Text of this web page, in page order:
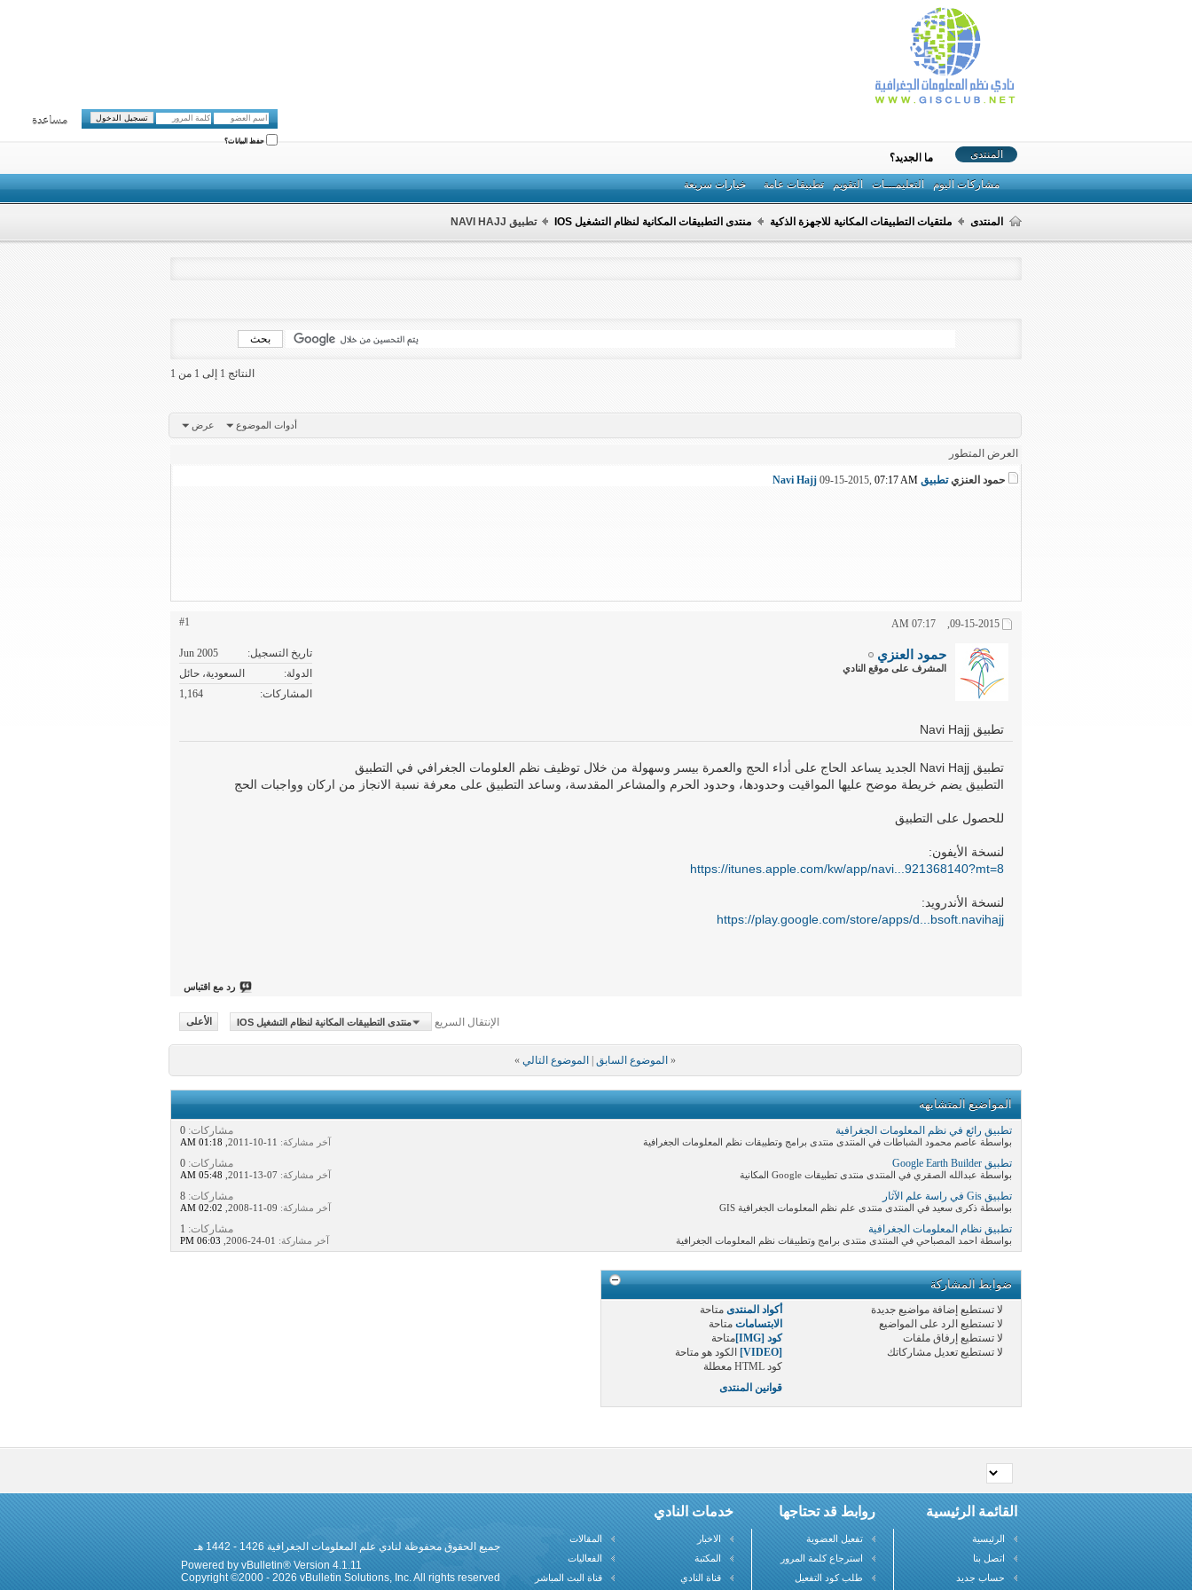
مساعدة
حفظ البيانات؟
المنتدى
مشاركات اليوم التعليمـــات التقويم تطبيقات عامة خيارات سريعة
ما الجديد؟
المنتدى ملتقيات التطبيقات المكانية للاجهزة الذكية منتدى التطبيقات المكانية لنظام التشغيل IOS تطبيق NAVI HAJJ
النتائج 1 إلى 1 من 1
أدوات الموضوع عرض
العرض المتطور
حمود العنزي تطبيق Navi Hajj 09-15-2015, 07:17 AM
09-15-2015,
07:17 AM
#1
حمود العنزي
المشرف على موقع النادي
تاريخ التسجيل
Jun 2005
الدولة
السعودية، حائل
المشاركات
1,164
تطبيق Navi Hajj
تطبيق Navi Hajj الجديد يساعد الحاج على أداء الحج والعمرة بيسر وسهولة من خلال توظيف نظم العلومات الجغرافي في التطبيق
التطبيق يضم خريطة موضح عليها المواقيت وحدودها، وحدود الحرم والمشاعر المقدسة، وساعد التطبيق على معرفة نسبة الانجاز من اركان وواجبات الحج
للحصول على التطبيق
لنسخة الأيفون:
https://itunes.apple.com/kw/app/navi...921368140?mt=8
لنسخة الأندرويد:
https://play.google.com/store/apps/d...bsoft.navihajj
رد مع اقتباس
الإنتقال السريع منتدى التطبيقات المكانية لنظام التشغيل IOS الأعلى
« الموضوع السابق الموضوع التالي »
المواضيع المتشابهه
تطبيق رائع في نظم المعلومات الجغرافية
بواسطة عاصم محمود الشباطات في المنتدى منتدى برامج وتطبيقات نظم المعلومات الجغرافية
مشاركات:
آخر مشاركة: 01:18 AM
تطبيق Google Earth Builder
بواسطة عبدالله الصقري في المنتدى منتدى تطبيقات Google المكانية
مشاركات:
آخر مشاركة: 05:48 AM
تطبيق Gis في راسة علم الآثار
بواسطة ذكرى سعيد في المنتدى منتدى علم نظم المعلومات الجغرافية GIS
مشاركات:
آخر مشاركة: 02:02 AM
تطبيق نظام المعلومات الجغرافية
بواسطة احمد المصباحي في المنتدى منتدى برامج وتطبيقات نظم المعلومات الجغرافية
مشاركات:
آخر مشاركة: 06:03 PM
ضوابط المشاركة
لا تستطيعإضافة مواضيع جديدة
لا تستطيعالرد على المواضيع
لا تستطيعإرفاق ملفات
لا تستطيعتعديل مشاركاتك
أكواد المنتدى متاحة
الابتسامات متاحة
كود [IMG]
متاحة
[VIDEO]
الكود هومتاحة
كود HTML
معطلة
قوانين المنتدى
جميع الحقوق محفوظة لنادي علم المعلومات الجغرافية 1426 - 1442 هـ
Powered by vBulletin® Version 4.1.11
Copyright ©2000 - 2026 vBulletin Solutions, Inc. All rights reserved
القائمة الرئيسية
الرئيسية
اتصل بنا
حساب جديد
روابط قد تحتاجها
تفعيل العضوية
استرجاع كلمة المرور
طلب كود التفعيل
خدمات النادي
الاخبار
المقالات
المكتبة
الفعاليات
قناة النادي
قناة البث المباشر